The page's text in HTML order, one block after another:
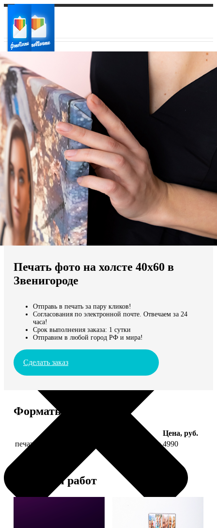
Ваш город:
Ваш регион доставки
Выберите из списка:
Мы доставляем по всему миру
Продолжить без города
Печать фото на холсте 40х60 в
Звенигороде
Отправь в печать за пару кликов!
Согласования по электронной почте. Отвечаем за 24
часа!
Срок выполнения заказа: 1 сутки
Отправим в любой город РФ и мира!
Сделать заказ
Форматы и цены
Цена, руб.
печать фото на холсте 40х60 на подрамнике 4990
Примеры работ